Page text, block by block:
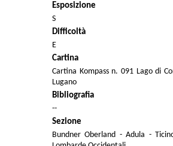
Esposizione
S
Difficoltà
E
Cartina
Cartina Kompass n. 091 Lago di
Lugano
Bibliografia
--
Sezione
Bundner Oberland - Adula -